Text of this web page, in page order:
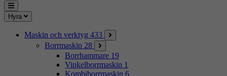
tusentals
proffsmaskiner
in
Mina
sidor
Meny
Hyra
Maskin och verktyg 433
Borrmaskin 28
Borrhammare 19
Vinkelborrmaskin 1
Kombiborrmaskin 6